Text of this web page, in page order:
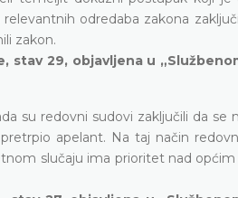
odredaba zakona
zakon.
stav 29, objavljena u
su redovni sudovi zaključili da se
apelant. Na taj način
slučaju ima prioritet nad